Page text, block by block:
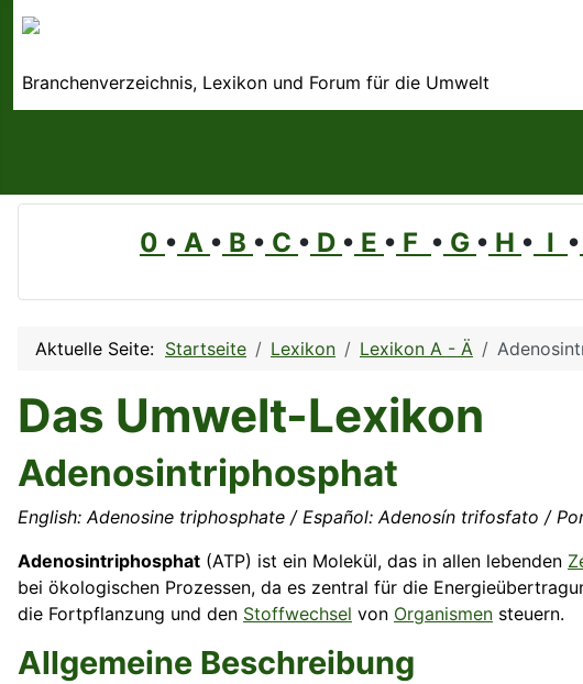
Branchenverzeichnis, Lexikon und Forum für die Umwelt
0 • A • B • C • D • E • F • G • H • I •
Aktuelle Seite: Startseite Lexikon Lexikon A - Ä
Das Umwelt-Lexikon
Adenosintriphosphat
English: Adenosine triphosphate / Español: Adenosín trifosfato /
Adenosintriphosphat (ATP) ist ein Molekül, das in allen lebenden
bei ökologischen Prozessen, da es zentral für die
die Fortpflanzung und den Stoffwechsel von Organismen steuern.
Allgemeine Beschreibung